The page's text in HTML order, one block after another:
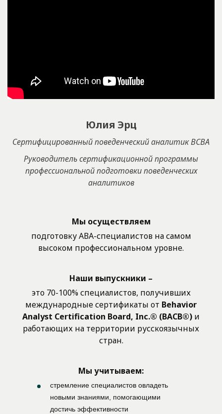
Юлия Эрц
Сертифицированный поведенческий аналитик BCBA
Руководитель cертификационной программы
профессиональной подготовки поведенческих
аналитиков
Мы осуществляем
подготовку АВА-специалистов на самом
высоком профессиональном уровне.
Наши выпускники –
это 70-100% специалистов, получивших
международные сертификаты от Behavior
Analyst Certification Board, Inc.® (BACB®) и
работающих на территории русскоязычных
стран.
Мы учитываем:
стремление специалистов овладеть
новыми знаниями, помогающими
достичь эффективности